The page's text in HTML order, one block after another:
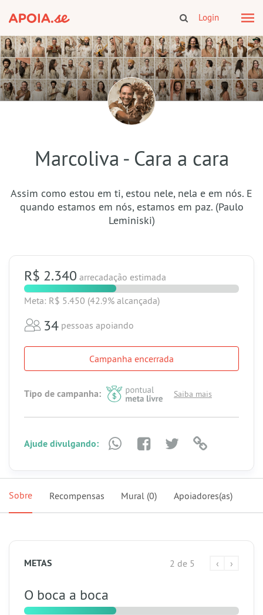
Login
Marcoliva - Cara a cara
Assim como estou em ti, estou nele, nela e em nós. E
quando estamos em nós, estamos em paz. (Paulo
Leminiski)
R$ 2.340 arrecadação estimada
Meta: R$ 5.450 (42.9% alcançada)
34 pessoas apoiando
Campanha encerrada
Tipo de campanha: Saiba mais
Ajude divulgando:
Sobre Recompensas Mural (0) Apoiadores(as)
METAS 2 de 5 ‹ ›
O boca a boca